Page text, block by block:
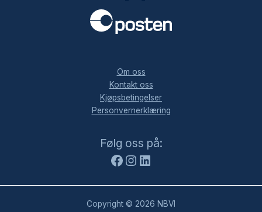
Om oss
Kontakt oss
Kjøpsbetingelser
Personvernerklæring
Følg oss på:
Facebook
Instagram
LinkedIn
Copyright © 2026 NBVI